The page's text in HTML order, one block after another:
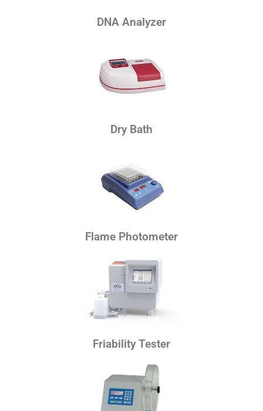
DNA Analyzer
Dry Bath
Flame Photometer
Friability Tester